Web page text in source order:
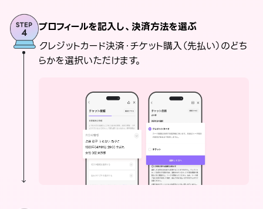
プロフィールを記入し、決済方法を選ぶ
クレジットカード決済・チケット購入（先払い）のどち
らかを選択いただけます。